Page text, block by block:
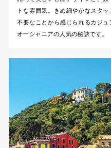
トな雰囲気。きめ細やかなスタ
不要なことから感じられるカジ
オーシャニアの人気の秘訣です。